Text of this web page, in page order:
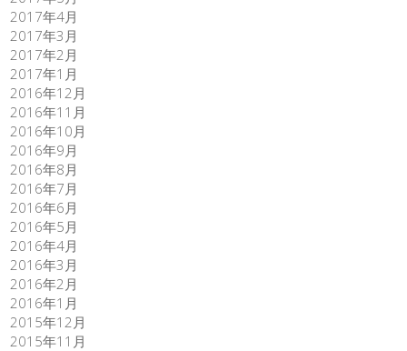
2017年4月
2017年3月
2017年2月
2017年1月
2016年12月
2016年11月
2016年10月
2016年9月
2016年8月
2016年7月
2016年6月
2016年5月
2016年4月
2016年3月
2016年2月
2016年1月
2015年12月
2015年11月